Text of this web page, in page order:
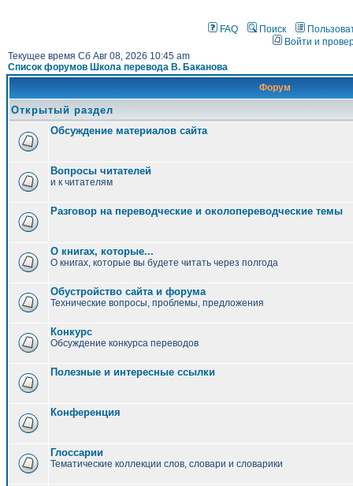
FAQ Поиск
Войти и
Текущее время Сб Авг 08, 2026 10:45 am
Список форумов Школа перевода В. Баканова
Форум
Открытый раздел
Обсуждение материалов сайта
Вопросы читателей
и к читателям
Разговор на переводческие и околопереводческие темы
О книгах, которые...
О книгах, которые вы будете читать через полгода
Обустройство сайта и форума
Технические вопросы, проблемы, предложения
Конкурс
Обсуждение конкурса переводов
Полезные и интересные ссылки
Конференция
Глоссарии
Тематические коллекции слов, словари и словарики